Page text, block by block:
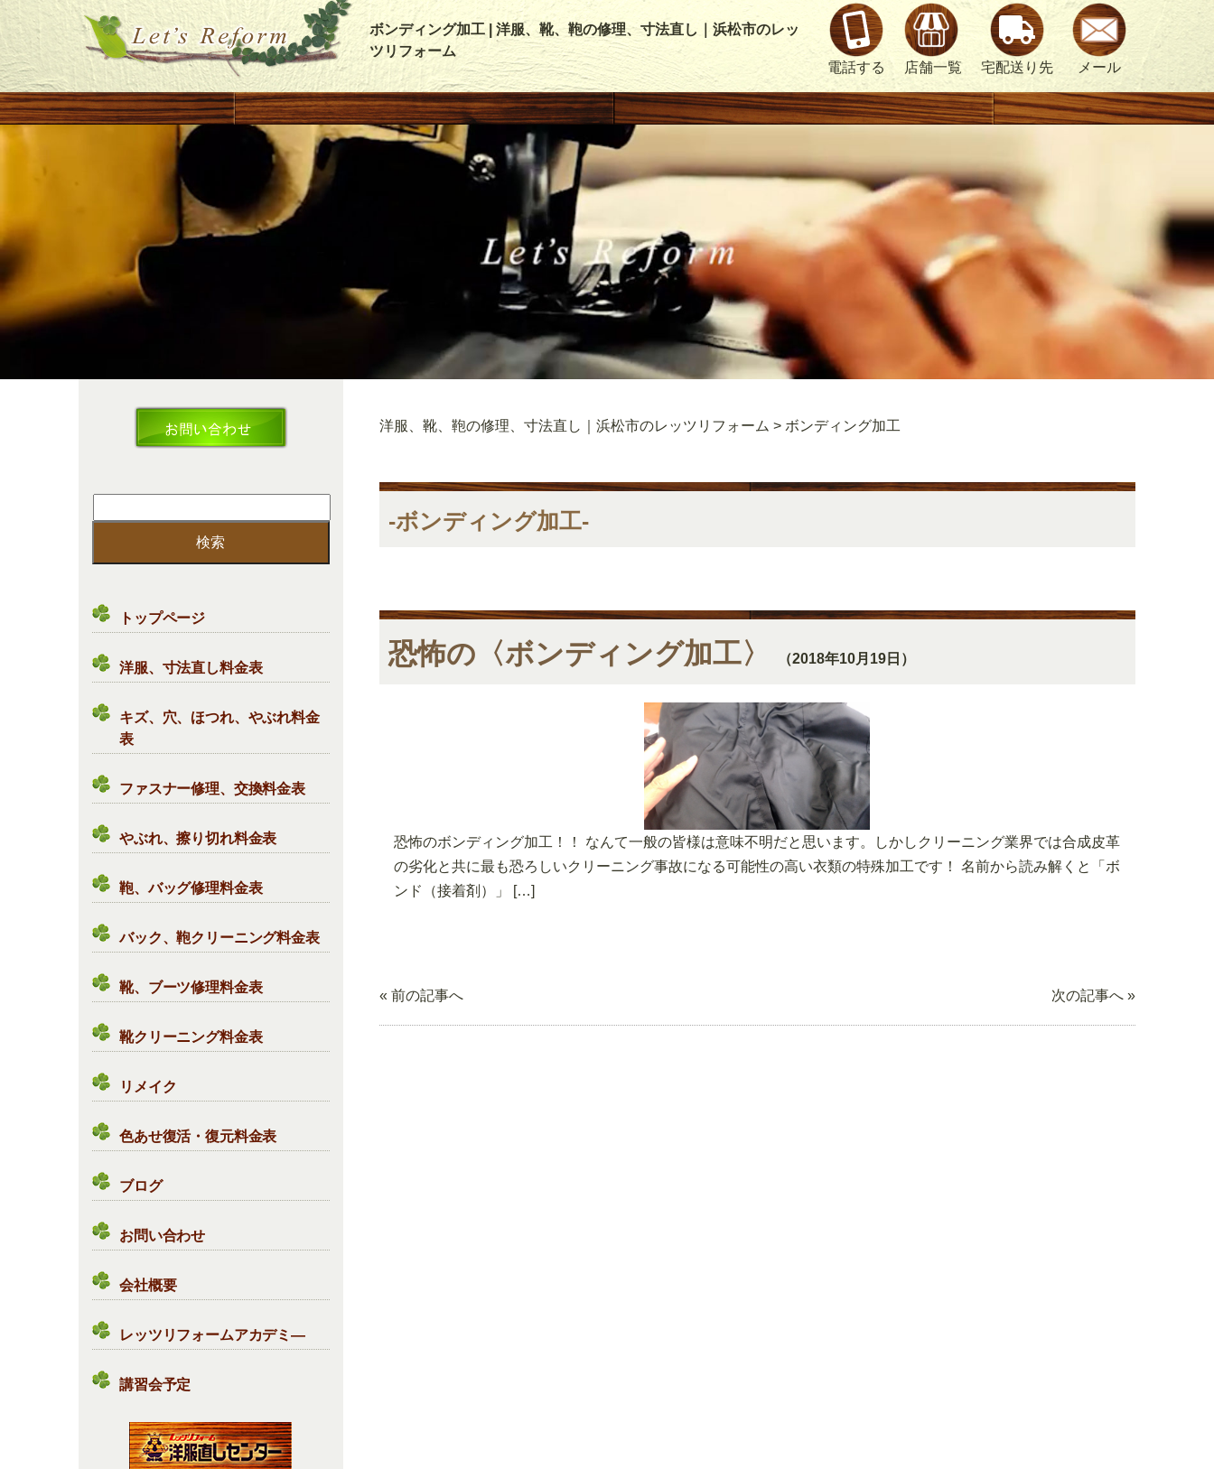
ボンディング加工 | 洋服、靴、鞄の修理、寸法直し｜浜松市のレッ
ツリフォーム
電話する
店舗一覧 宅配送り先 メール
索:
トップページ
洋服、寸法直し料金表
キズ、穴、ほつれ、やぶれ料金
表
ファスナー修理、交換料金表
やぶれ、擦り切れ料金表
鞄、バッグ修理料金表
バック、鞄クリーニング料金表
靴、ブーツ修理料金表
靴クリーニング料金表
リメイク
色あせ復活・復元料金表
ブログ
お問い合わせ
会社概要
レッツリフォームアカデミ―
講習会予定
洋服、靴、鞄の修理、寸法直し｜浜松市のレッツリフォーム > ボンディング加工
-ボンディング加工-
恐怖の〈ボンディング加工〉 （2018年10月19日）
恐怖のボンディング加工！！ なんて一般の皆様は意味不明だと思います。しかしクリーニング業界では合成皮革
の劣化と共に最も恐ろしいクリーニング事故になる可能性の高い衣類の特殊加工です！ 名前から読み解くと「ボ
ンド（接着剤）」 […]
« 前の記事へ 次の記事へ »